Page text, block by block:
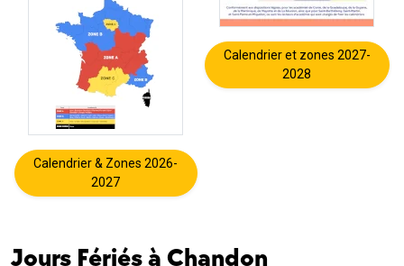
Calendrier & Zones 2026-
2027
Calendrier et zones 2027-
2028
Jours Fériés à Chandon